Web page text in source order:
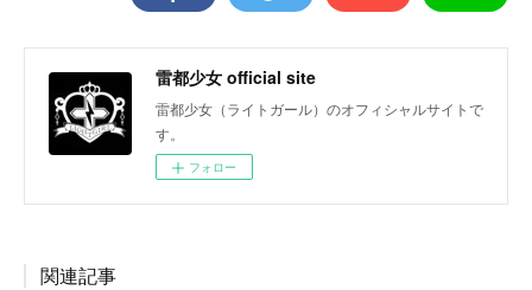
雷都少女 official site
雷都少女（ライトガール）のオフィシャルサイトで
す。
フォロー
関連記事